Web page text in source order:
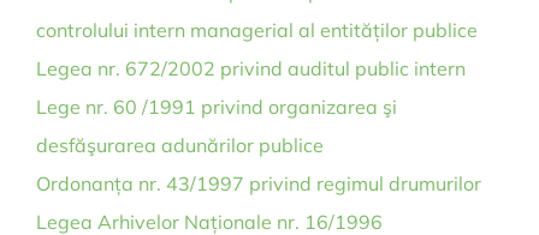
controlului intern managerial al entităților publice
Legea nr. 672/2002 privind auditul public intern
Lege nr. 60 /1991 privind organizarea şi
desfăşurarea adunărilor publice
Ordonanța nr. 43/1997 privind regimul drumurilor
Legea Arhivelor Naționale nr. 16/1996